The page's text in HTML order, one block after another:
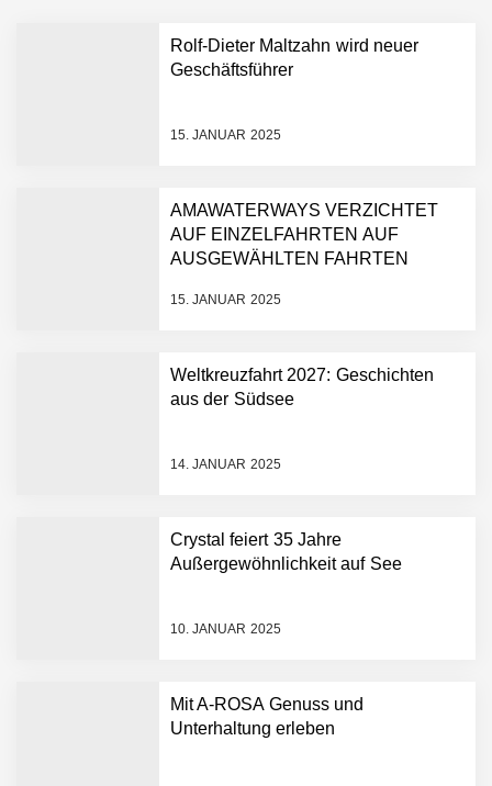
Rolf-Dieter Maltzahn wird neuer
Geschäftsführer
15. JANUAR 2025
AMAWATERWAYS VERZICHTET
AUF EINZELFAHRTEN AUF
AUSGEWÄHLTEN FAHRTEN
15. JANUAR 2025
Weltkreuzfahrt 2027: Geschichten
aus der Südsee
14. JANUAR 2025
Crystal feiert 35 Jahre
Außergewöhnlichkeit auf See
10. JANUAR 2025
Mit A-ROSA Genuss und
Unterhaltung erleben